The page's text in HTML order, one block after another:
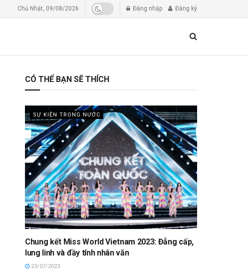
Chủ Nhật, 09/08/2026 Đăng nhập Đăng ký
CÓ THỂ BẠN SẼ THÍCH
SỰ KIỆN TRONG NƯỚC
Chung kết Miss World Vietnam 2023: Đẳng cấp,
lung linh và đầy tính nhân văn
23/07/2023